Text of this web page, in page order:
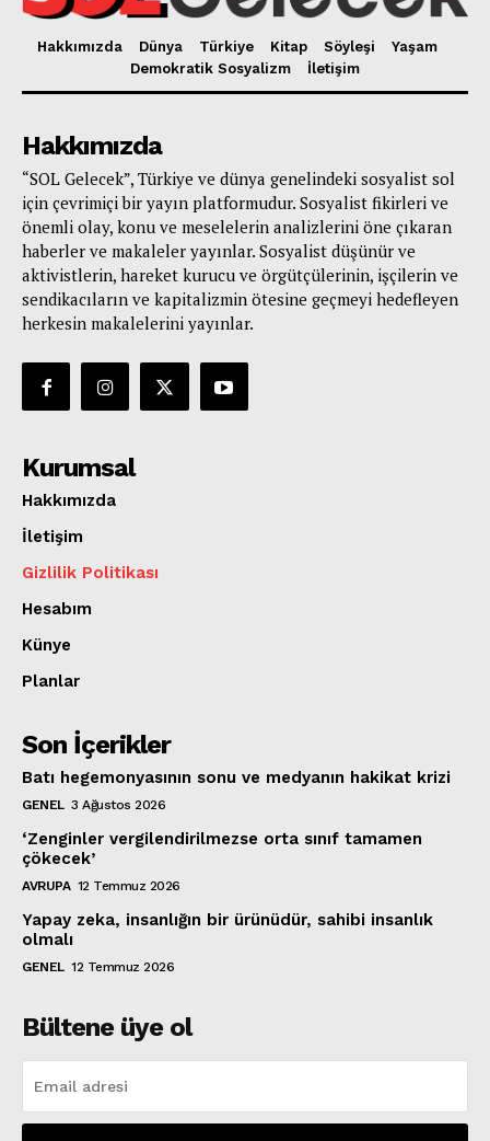
Hakkımızda Dünya Türkiye Kitap Söyleşi
Yaşam
Demokratik Sosyalizm
İletişim
Hakkımızda
“SOL Gelecek”, Türkiye ve dünya genelindeki sosyalist sol
için çevrimiçi bir yayın platformudur. Sosyalist fikirleri ve
önemli olay, konu ve meselelerin analizlerini öne çıkaran
haberler ve makaleler yayınlar. Sosyalist düşünür ve
aktivistlerin, hareket kurucu ve örgütçülerinin, işçilerin ve
sendikacıların ve kapitalizmin ötesine geçmeyi hedefleyen
herkesin makalelerini yayınlar.
Kurumsal
Hakkımızda
İletişim
Gizlilik Politikası
Hesabım
Künye
Planlar
Son İçerikler
Batı hegemonyasının sonu ve medyanın hakikat krizi
GENEL 3 Ağustos 2026
‘Zenginler vergilendirilmezse orta sınıf tamamen
çökecek’
AVRUPA 12 Temmuz 2026
Yapay zeka, insanlığın bir ürünüdür, sahibi insanlık
olmalı
GENEL 12 Temmuz 2026
Bültene üye ol